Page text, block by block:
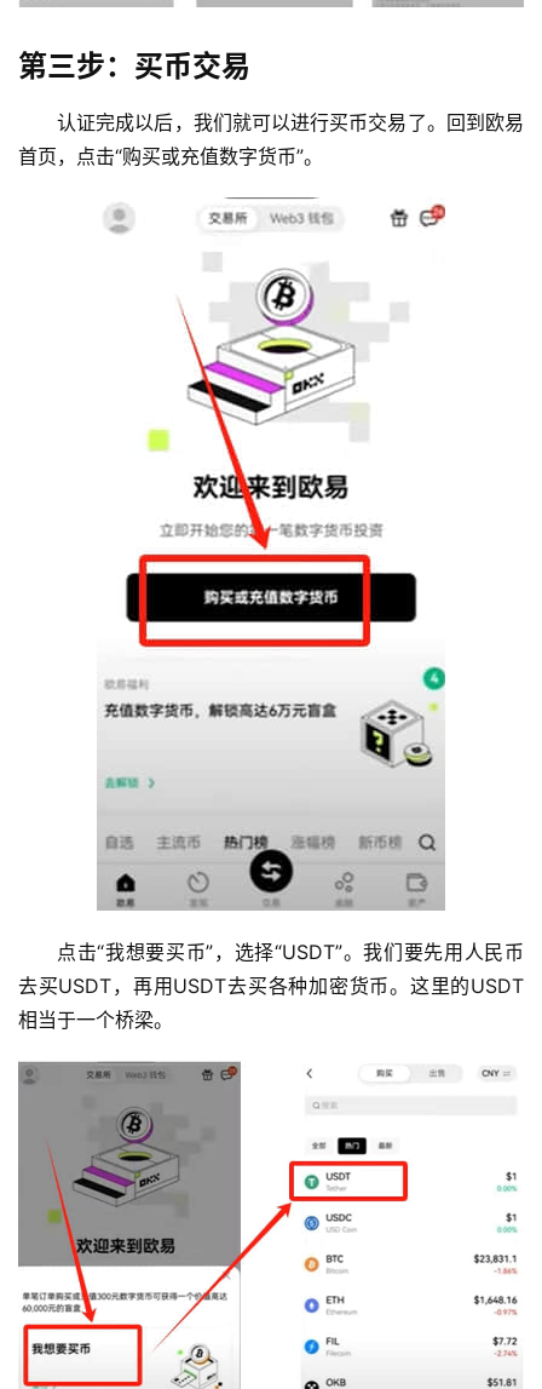
第三步：买币交易
认证完成以后，我们就可以进行买币交易了。回到欧易
首页，点击“购买或充值数字货币”。
点击“我想要买币”，选择“USDT”。我们要先用人民币
去买USDT，再用USDT去买各种加密货币。这里的USDT
相当于一个桥梁。